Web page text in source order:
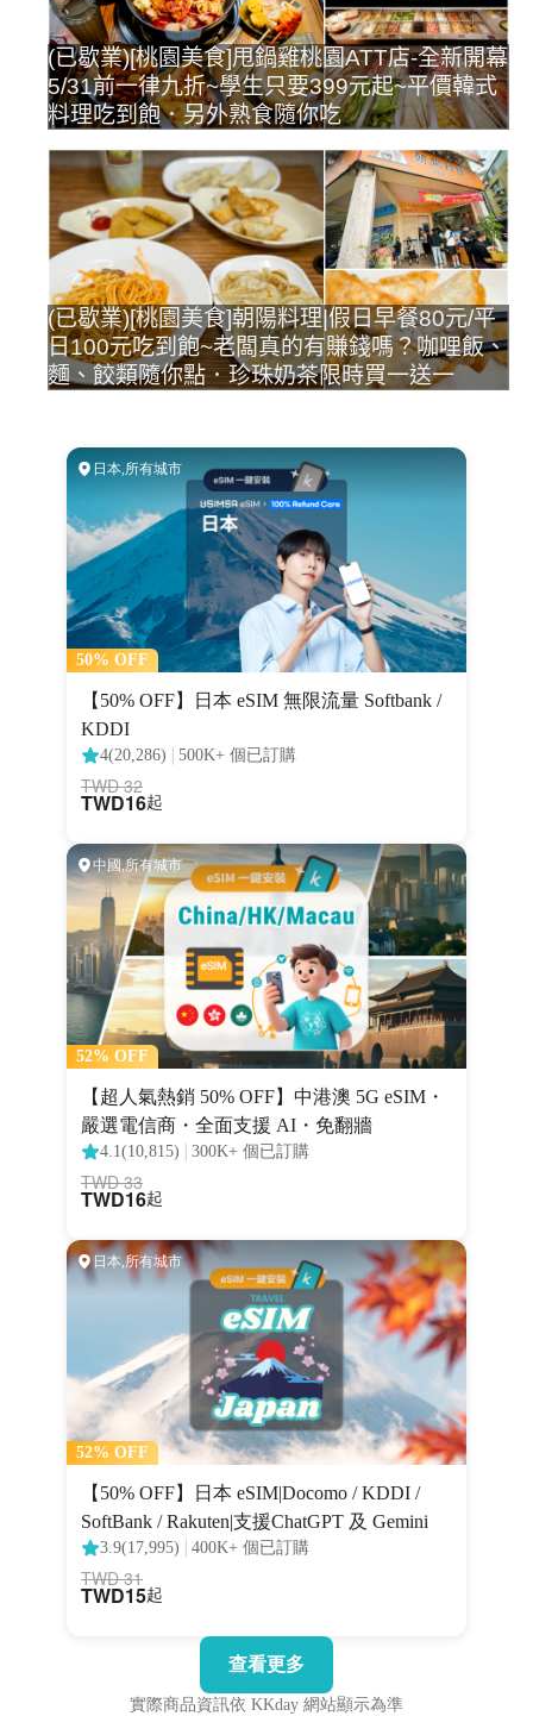
(已歇業)[桃園美食]甩鍋雞桃園ATT店-全新開幕
5/31前一律九折~學生只要399元起~平價韓式
料理吃到飽．另外熟食隨你吃
(已歇業)[桃園美食]朝陽料理|假日早餐80元/平
日100元吃到飽~老闆真的有賺錢嗎？咖哩飯、
麵、餃類隨你點．珍珠奶茶限時買一送一